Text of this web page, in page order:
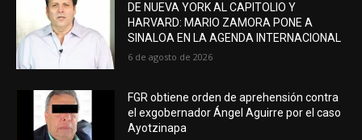
DE NUEVA YORK AL CAPITOLIO Y
HARVARD: MARIO ZAMORA PONE A
SINALOA EN LA AGENDA INTERNACIONAL
6 de agosto de 2026
FGR obtiene orden de aprehensión contra
el exgobernador Ángel Aguirre por el caso
Ayotzinapa